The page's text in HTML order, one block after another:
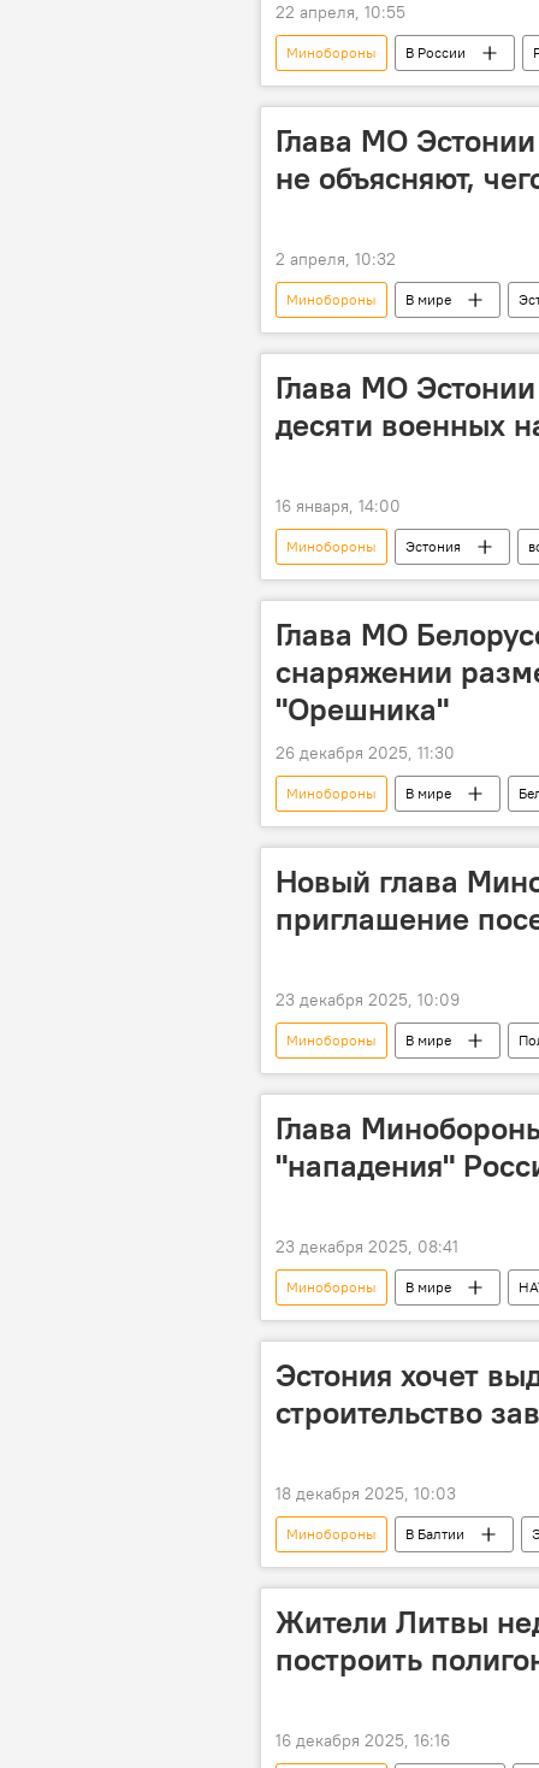
22 апреля, 10:55
Минобороны В России
Общество
теракт
Глава МО
не объясняют,
2 апреля, 10:32
Минобороны В мире
Удары США и Израиля по Ирану
Глава МО
десяти военных
16 января, 14:00
Минобороны Эстония
Гренландия
Политика
Глава МО
снаряжении
"Орешника"
26 декабря 2025, 11:30
Минобороны В мире
безопасность
Запад
Новый глава
приглашение
23 декабря 2025, 10:09
Минобороны В мире
Глава
"нападения"
23 декабря 2025, 08:41
Минобороны В мире
Эстония хочет
строительство
18 декабря 2025, 10:03
Минобороны В Балтии
Жители Литвы
построить
16 декабря 2025, 16:16